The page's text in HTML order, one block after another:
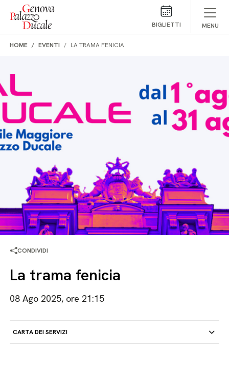
Salta al contenuto
BIGLIETTI MENU
HOME EVENTI LA TRAMA FENICIA
CONDIVIDI
La trama fenicia
08 Ago 2025, ore 21:15
CARTA DEI SERVIZI